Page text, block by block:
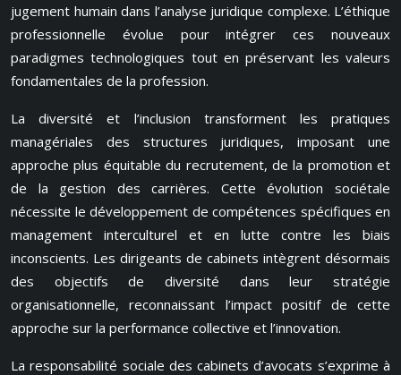
jugement humain dans l’analyse juridique complexe. L’éthique
professionnelle évolue pour intégrer ces nouveaux
paradigmes technologiques tout en préservant les valeurs
fondamentales de la profession.
La diversité et l’inclusion transforment les pratiques
managériales des structures juridiques, imposant une
approche plus équitable du recrutement, de la promotion et
de la gestion des carrières. Cette évolution sociétale
nécessite le développement de compétences spécifiques en
management interculturel et en lutte contre les biais
inconscients. Les dirigeants de cabinets intègrent désormais
des objectifs de diversité dans leur stratégie
organisationnelle, reconnaissant l’impact positif de cette
approche sur la performance collective et l’innovation.
La responsabilité sociale des cabinets d’avocats s’exprime à